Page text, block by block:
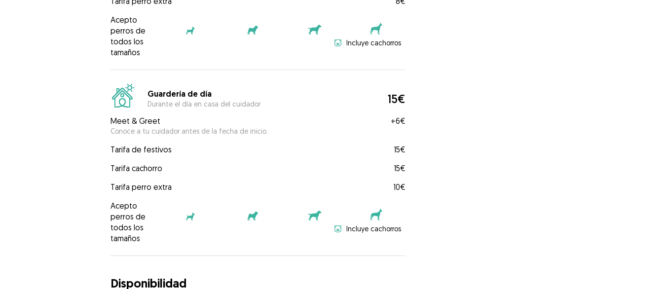
Acepto
perros de
todos los
tamaños
Incluye cachorros
Guardería de día
Durante el día en casa del cuidador 15€
Meet & Greet
Conoce a tu cuidador antes de la fecha de inicio.
+6€
Tarifa de festivos
15€
Tarifa cachorro
15€
Tarifa perro extra
10€
Acepto
perros de
todos los
tamaños
Incluye cachorros
Disponibilidad